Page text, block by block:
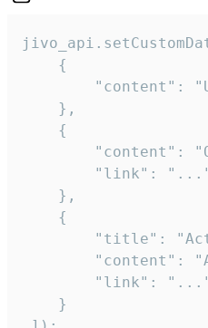
    {
"content":
    },
    {
"content":
"link":
    },
    {
"title":
"content":
"link":
    }